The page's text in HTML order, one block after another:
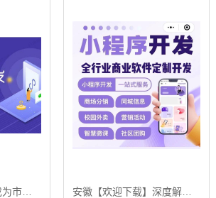
安徽【方法】当AI成为市场的守门人：一场关于【geo搜索优化系统开发】的破局时刻【很重要?】 安徽【欢迎下载】深度解析：舌诊软件系统开发——技术、挑战与浩广网络的AI驱动解决方案【什么意思?】